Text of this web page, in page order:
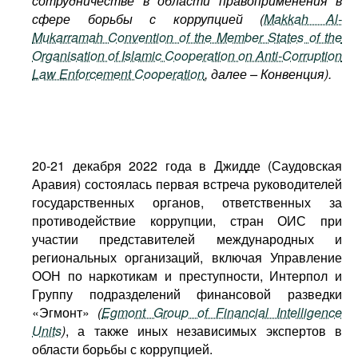
сфере борьбы с коррупцией (Makkah Al-
Mukarramah Convention of the Member States of the
Organisation of Islamic Cooperation on Anti-Corruption
Law Enforcement Cooperation, далее – Конвенция).
20-21 декабря 2022 года в Джидде (Саудовская
Аравия) состоялась первая встреча руководителей
государственных органов, ответственных за
противодействие коррупции, стран ОИС при
участии представителей международных и
региональных организаций, включая Управление
ООН по наркотикам и преступности, Интерпол и
Группу подразделений финансовой разведки
«Эгмонт» (Egmont Group of Financial Intelligence
Units), а также иных независимых экспертов в
области борьбы с коррупцией.